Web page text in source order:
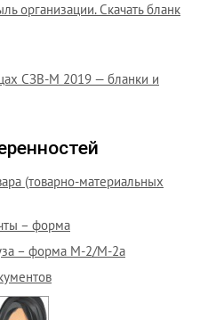
организации. Скачать бланк
СЗВ-М 2019 — бланки и
(товарно-материальных
– форма
– форма М-2/М-2а